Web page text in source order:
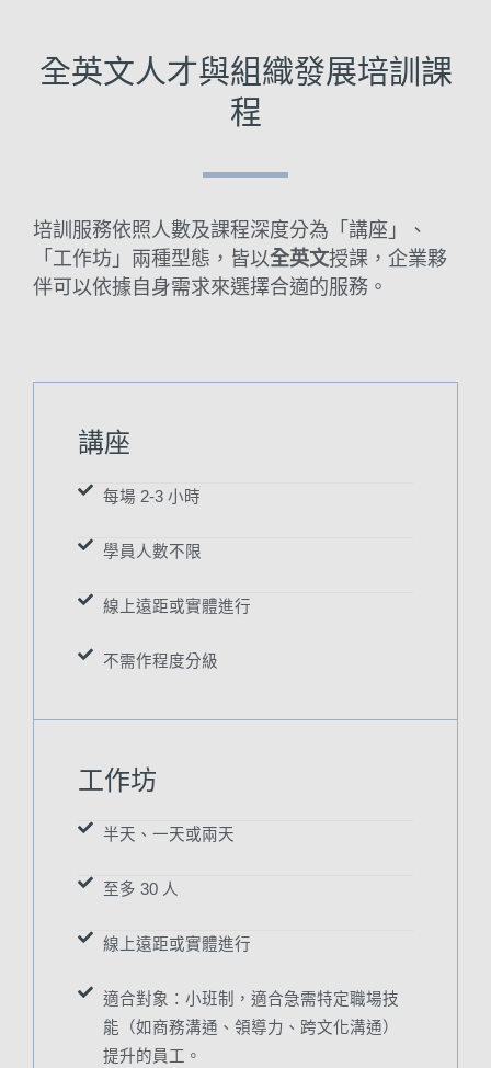
全英文人才與組織發展培訓課
程
培訓服務依照人數及課程深度分為「講座」、
「工作坊」兩種型態，皆以全英文授課，企業夥
伴可以依據自身需求來選擇合適的服務。
講座
每場 2-3 小時
學員人數不限
線上遠距或實體進行
不需作程度分級
工作坊
半天、一天或兩天
至多 30 人
線上遠距或實體進行
適合對象：小班制，適合急需特定職場技
能（如商務溝通、領導力、跨文化溝通）
提升的員工。